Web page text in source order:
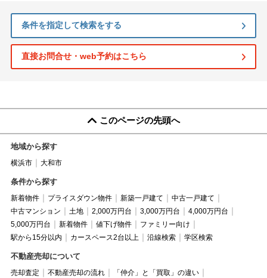
条件を指定して検索をする
直接お問合せ・web予約はこちら
このページの先頭へ
地域から探す
横浜市 大和市
条件から探す
新着物件 プライスダウン物件 新築一戸建て
中古一戸建て
中古マンション
土地 2,000万円台 3,000万円台
4,000万円台
5,000万円台
新着物件 値下げ物件
ファミリー向け
駅から15分以内
カースペース2台以上 沿線検索 学区検索
不動産売却について
売却査定 不動産売却の流れ
「仲介」と「買取」の違い